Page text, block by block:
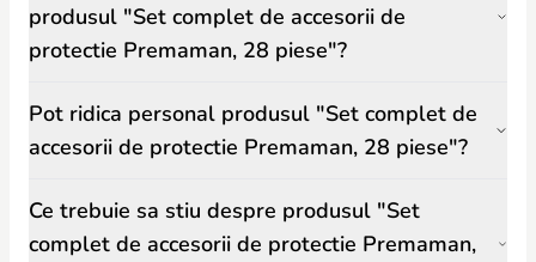
produsul "Set complet de accesorii de
protectie Premaman, 28 piese"?
Pot ridica personal produsul "Set complet de
accesorii de protectie Premaman, 28 piese"?
Ce trebuie sa stiu despre produsul "Set
complet de accesorii de protectie Premaman,